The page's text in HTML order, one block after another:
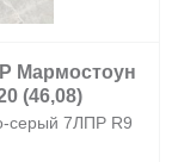
Мармостоун
(46,08)
серый 7ЛПР R9